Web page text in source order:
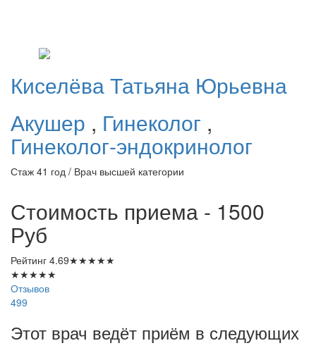
КиселёваТатьяна Юрьевна
Акушер , Гинеколог ,
Гинеколог-эндокринолог
Стаж 41 год / Врач высшей категории
Стоимость приема - 1500
Руб
Рейтинг 4.69★★★★★
★★★★★
Отзывов
499
Этот врач ведёт приём в следующих